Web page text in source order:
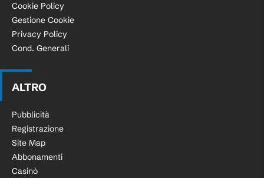
Cookie Policy
Gestione Cookie
Privacy Policy
Cond. Generali
ALTRO
Pubblicità
Registrazione
Site Map
Abbonamenti
Casinò